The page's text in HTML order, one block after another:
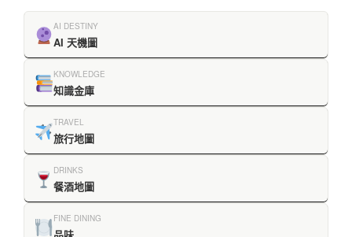
AI DESTINY
AI 天機圖
KNOWLEDGE
知識金庫
TRAVEL
旅行地圖
DRINKS
餐酒地圖
FINE DINING